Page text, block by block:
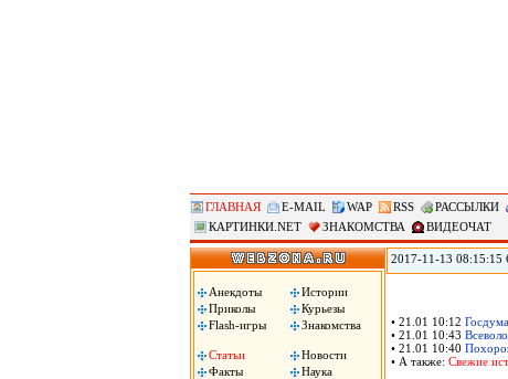
ГЛАВНАЯ E-MAIL WAP RSS РАССЫЛКИ
КАРТИНКИ.NET
ЗНАКОМСТВА ВИДЕОЧАТ
Анекдоты
Истории
Приколы
Курьезы
Flash-игры
Знакомства
Статьи
Новости
Факты
Наука
2017-11-13 08:15:15
журналистам и
(ВЦИОМ). Согласно
полицейские – 3,12
• 21.01 10:12
• 21.01 10:43
• 21.01 10:40
• А также: Свежие